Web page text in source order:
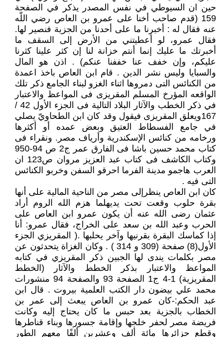
حين ان السيوطي في نفس المصدر يذكر في الصفحة
159 (قدم صاحب أخنا على عمرو بن العاص رضي اللّه
عنه فقال له : أخبرنا ما على أحدنا من الجزية فنصير لها.
فقال عمرو، لو أعطيتني من الأرض إلى السقف ما
أخبرتك ما عليك إنما أنتم خزانة لنا إن كثر علينا كثرنا
عليكم، وإن خفف عنا خففنا عنكم) . اذن هو المال
والسبايا وليس نشر الدين . قام ابن العاص باخذ اعمدة
من الكنائس التى دمروها اثناء الغزو لبناء الجامع ذكر تلك
الواقعه المؤرخ المسلم المقريزى فى المواعظ والاعتبار
في ذكر الخطب والآثار البلاد التالية فى الجزء الأول 42 /
167ويعلق المقريزى فيقول وقد كان ابن الطحاويّ يصلي
في جامع الفسطاط العتيق وبعض عمده أو أكثرها
ورخامه من كنائس الإسكندرية وأرياف مصر. ونقراء فى
كتاب محمد حسين باشا فى الفارق عمر ج2 ص 94-950
وكتاب الكاشف فى كتاب عبد العزيز مروان ص123 ان
العرب هاجمو مدينة الفرما احرقو السفن وخربو الكنائس
التى فيه .
كان ابن العاص ينظرإلى مصر من الناحية المالية على أنها
بقرة حلوب وقعت تحت يديهلما هزم الله الروم أراد
عثمان رضى الله عنه أن يكون عمرو ابن العاص على
الحرب وعبد الله بن سعد على الخراج، فقال عمرو: أنا
إذا كماسك البقرة بقرنيها وآخر يحلبها .( المقريزي الجزء
الأول(8) صفحة (309 و 314 ) . وكان الغزاة يتحدثون عن
مصر بكلمات يندى لها الجبين ذكر المقريزي في كتابه
المواعظ والاعتبار بذكر الخطط والآثار (الخطط
المقريزية) 1-4 ج1 الصفحة 93 والصفحة 94 منشورات
محمد علي بيضون دار الكتب العلمية بيروت . قال ابن
عبد الحكم‏:‏-كان عمرو بن العاص يبعث إلى عمر بن
الخطاب بالجزية بعد حبس ما كان يحتاج إليه وكانت
فريضة مصر لحفر خلجها وإقامة جسورها وبناء قناطرها
وقطع جزائرها مائة ألف وعشرين ألفًا معهم الطور